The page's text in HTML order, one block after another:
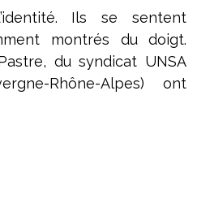
Ils se sentent
montrés du doigt.
du syndicat UNSA
Rhône-Alpes) ont